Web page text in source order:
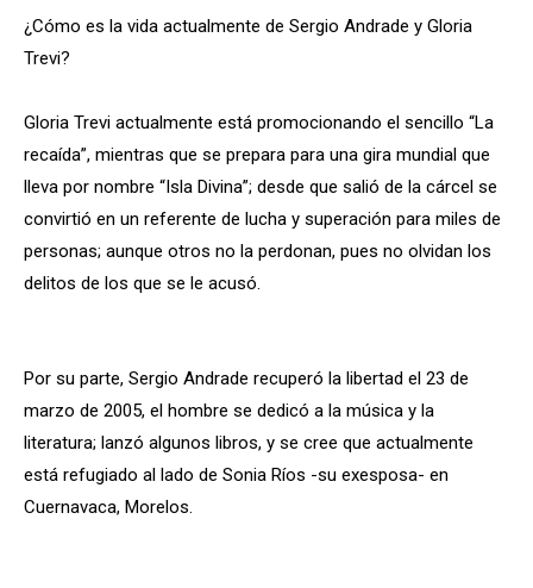
¿Cómo es la vida actualmente de Sergio Andrade y Gloria
Trevi?
Gloria Trevi actualmente está promocionando el sencillo “La
recaída”, mientras que se prepara para una gira mundial que
lleva por nombre “Isla Divina”; desde que salió de la cárcel se
convirtió en un referente de lucha y superación para miles de
personas; aunque otros no la perdonan, pues no olvidan los
delitos de los que se le acusó.
Por su parte, Sergio Andrade recuperó la libertad el 23 de
marzo de 2005, el hombre se dedicó a la música y la
literatura; lanzó algunos libros, y se cree que actualmente
está refugiado al lado de Sonia Ríos -su exesposa- en
Cuernavaca, Morelos.